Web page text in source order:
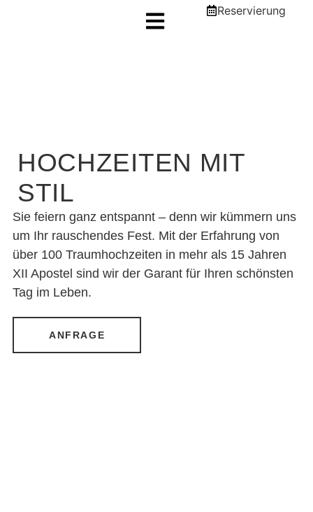
Reservierung
HOCHZEITEN MIT
STIL
Sie feiern ganz entspannt – denn wir kümmern uns
um Ihr rauschendes Fest. Mit der Erfahrung von
über 100 Traumhochzeiten in mehr als 15 Jahren
XII Apostel sind wir der Garant für Ihren schönsten
Tag im Leben.
ANFRAGE